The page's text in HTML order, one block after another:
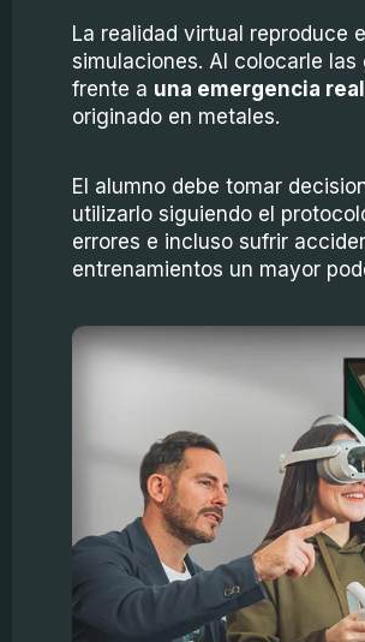
La realidad virtual reproduce
simulaciones. Al colocarle
frente a una emergencia
originado en metales.
El alumno debe tomar
utilizarlo siguiendo el
errores e incluso sufrir
entrenamientos un mayor